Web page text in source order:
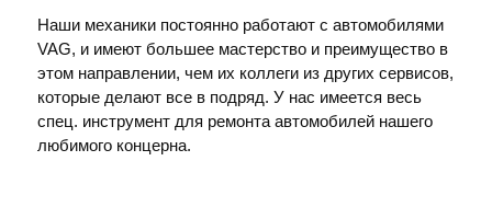
Наши механики постоянно работают с автомобилями
VAG, и имеют большее мастерство и преимущество в
этом направлении, чем их коллеги из других сервисов,
которые делают все в подряд. У нас имеется весь
спец. инструмент для ремонта автомобилей нашего
любимого концерна.